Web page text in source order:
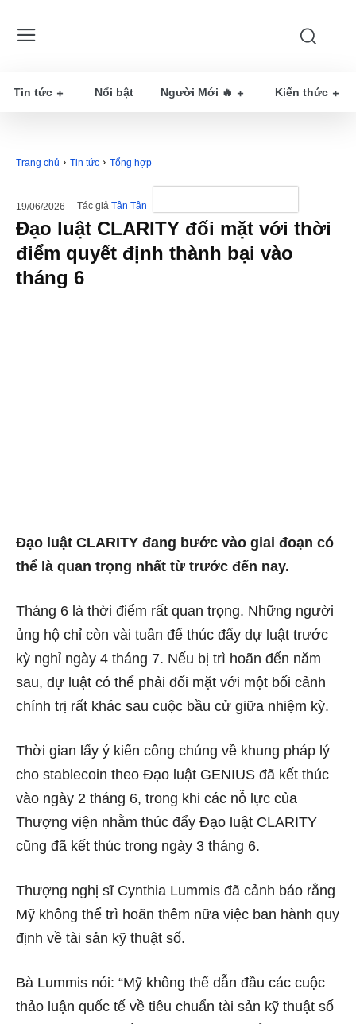
Tin tức Nổi bật Người Mới 🔥 Kiến thức
Trang chủ Tin tức Tổng hợp
19/06/2026 Tác giả Tân Tân
Đạo luật CLARITY đối mặt với thời
điểm quyết định thành bại vào
tháng 6
Đạo luật CLARITY đang bước vào giai đoạn có
thể là quan trọng nhất từ ​​trước đến nay.
Tháng 6 là thời điểm rất quan trọng. Những người
ủng hộ chỉ còn vài tuần để thúc đẩy dự luật trước
kỳ nghỉ ngày 4 tháng 7. Nếu bị trì hoãn đến năm
sau, dự luật có thể phải đối mặt với một bối cảnh
chính trị rất khác sau cuộc bầu cử giữa nhiệm kỳ.
Thời gian lấy ý kiến ​​công chúng về khung pháp lý
cho stablecoin theo Đạo luật GENIUS đã kết thúc
vào ngày 2 tháng 6, trong khi các nỗ lực của
Thượng viện nhằm thúc đẩy Đạo luật CLARITY
cũng đã kết thúc trong ngày 3 tháng 6.
Thượng nghị sĩ Cynthia Lummis đã cảnh báo rằng
Mỹ không thể trì hoãn thêm nữa việc ban hành quy
định về tài sản kỹ thuật số.
Bà Lummis nói: “Mỹ không thể dẫn đầu các cuộc
thảo luận quốc tế về tiêu chuẩn tài sản kỹ thuật số